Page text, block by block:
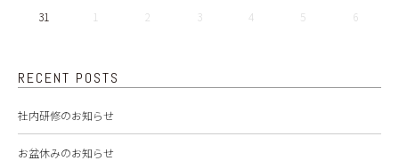
31
1 2 3 4 5 6
RECENT POSTS
社内研修のお知らせ
お盆休みのお知らせ